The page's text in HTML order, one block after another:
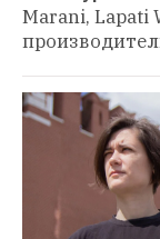
Marani, Lapati